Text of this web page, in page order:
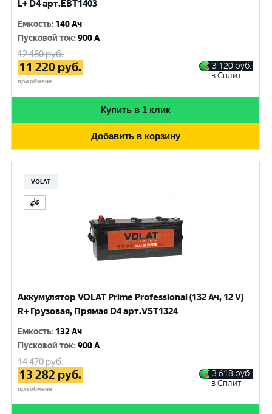
L+ D4 арт.EBT1403
Емкость: 140 Ач
Пусковой ток:900 A
12 480руб.
11 220 руб.
при обмене
3 120 руб.
в Сплит
Купить в 1 клик
Добавить в корзину
VOLAT
Аккумулятор VOLAT Prime Professional (132 Ач, 12 V)
R+ Грузовая, Прямая D4 арт.VST1324
Емкость: 132 Ач
Пусковой ток:900 A
14 470руб.
13 282 руб.
при обмене
3 618 руб.
в Сплит